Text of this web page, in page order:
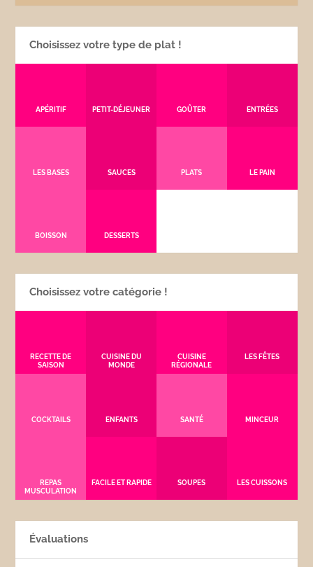
Choisissez votre type de plat !
APÉRITIF PETIT-DÉJEUNER GOÛTER ENTRÉES
LES BASES SAUCES PLATS LE PAIN
BOISSON DESSERTS
Choisissez votre catégorie !
RECETTE DE
SAISON
CUISINE DU
MONDE
CUISINE
RÉGIONALE
LES FÊTES
COCKTAILS ENFANTS SANTÉ MINCEUR
REPAS
MUSCULATION
FACILE ET RAPIDE SOUPES LES CUISSONS
Évaluations